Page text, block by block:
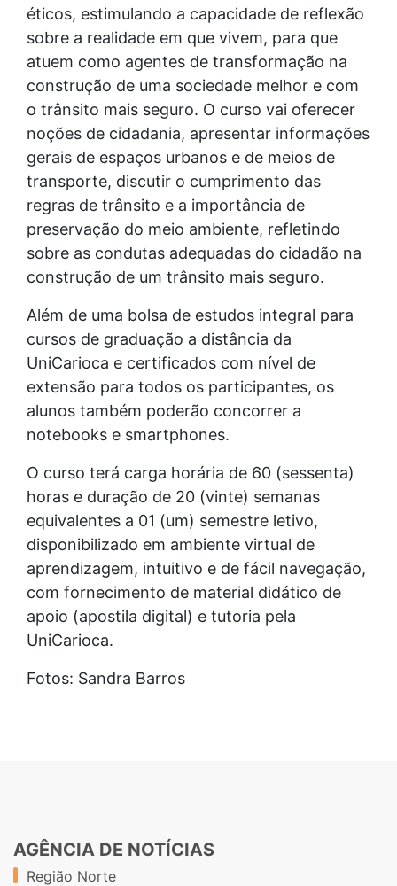
éticos, estimulando a capacidade de reflexão
sobre a realidade em que vivem, para que
atuem como agentes de transformação na
construção de uma sociedade melhor e com
o trânsito mais seguro. O curso vai oferecer
noções de cidadania, apresentar informações
gerais de espaços urbanos e de meios de
transporte, discutir o cumprimento das
regras de trânsito e a importância de
preservação do meio ambiente, refletindo
sobre as condutas adequadas do cidadão na
construção de um trânsito mais seguro.
Além de uma bolsa de estudos integral para
cursos de graduação a distância da
UniCarioca e certificados com nível de
extensão para todos os participantes, os
alunos também poderão concorrer a
notebooks e smartphones.
O curso terá carga horária de 60 (sessenta)
horas e duração de 20 (vinte) semanas
equivalentes a 01 (um) semestre letivo,
disponibilizado em ambiente virtual de
aprendizagem, intuitivo e de fácil navegação,
com fornecimento de material didático de
apoio (apostila digital) e tutoria pela
UniCarioca.
Fotos: Sandra Barros
AGÊNCIA DE NOTÍCIAS
Região Norte